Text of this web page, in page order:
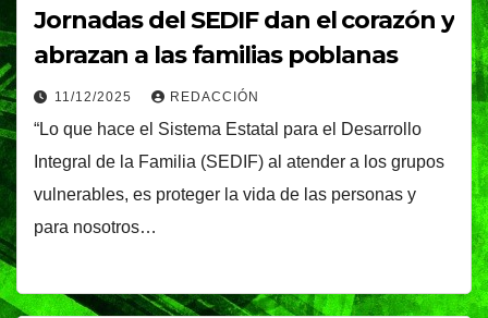
Jornadas del SEDIF dan el corazón y
abrazan a las familias poblanas
11/12/2025 REDACCIÓN
“Lo que hace el Sistema Estatal para el Desarrollo
Integral de la Familia (SEDIF) al atender a los grupos
vulnerables, es proteger la vida de las personas y
para nosotros…